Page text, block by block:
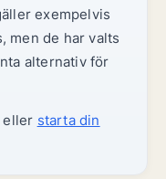
exempelvis
men de har valts
alternativ för
eller starta din